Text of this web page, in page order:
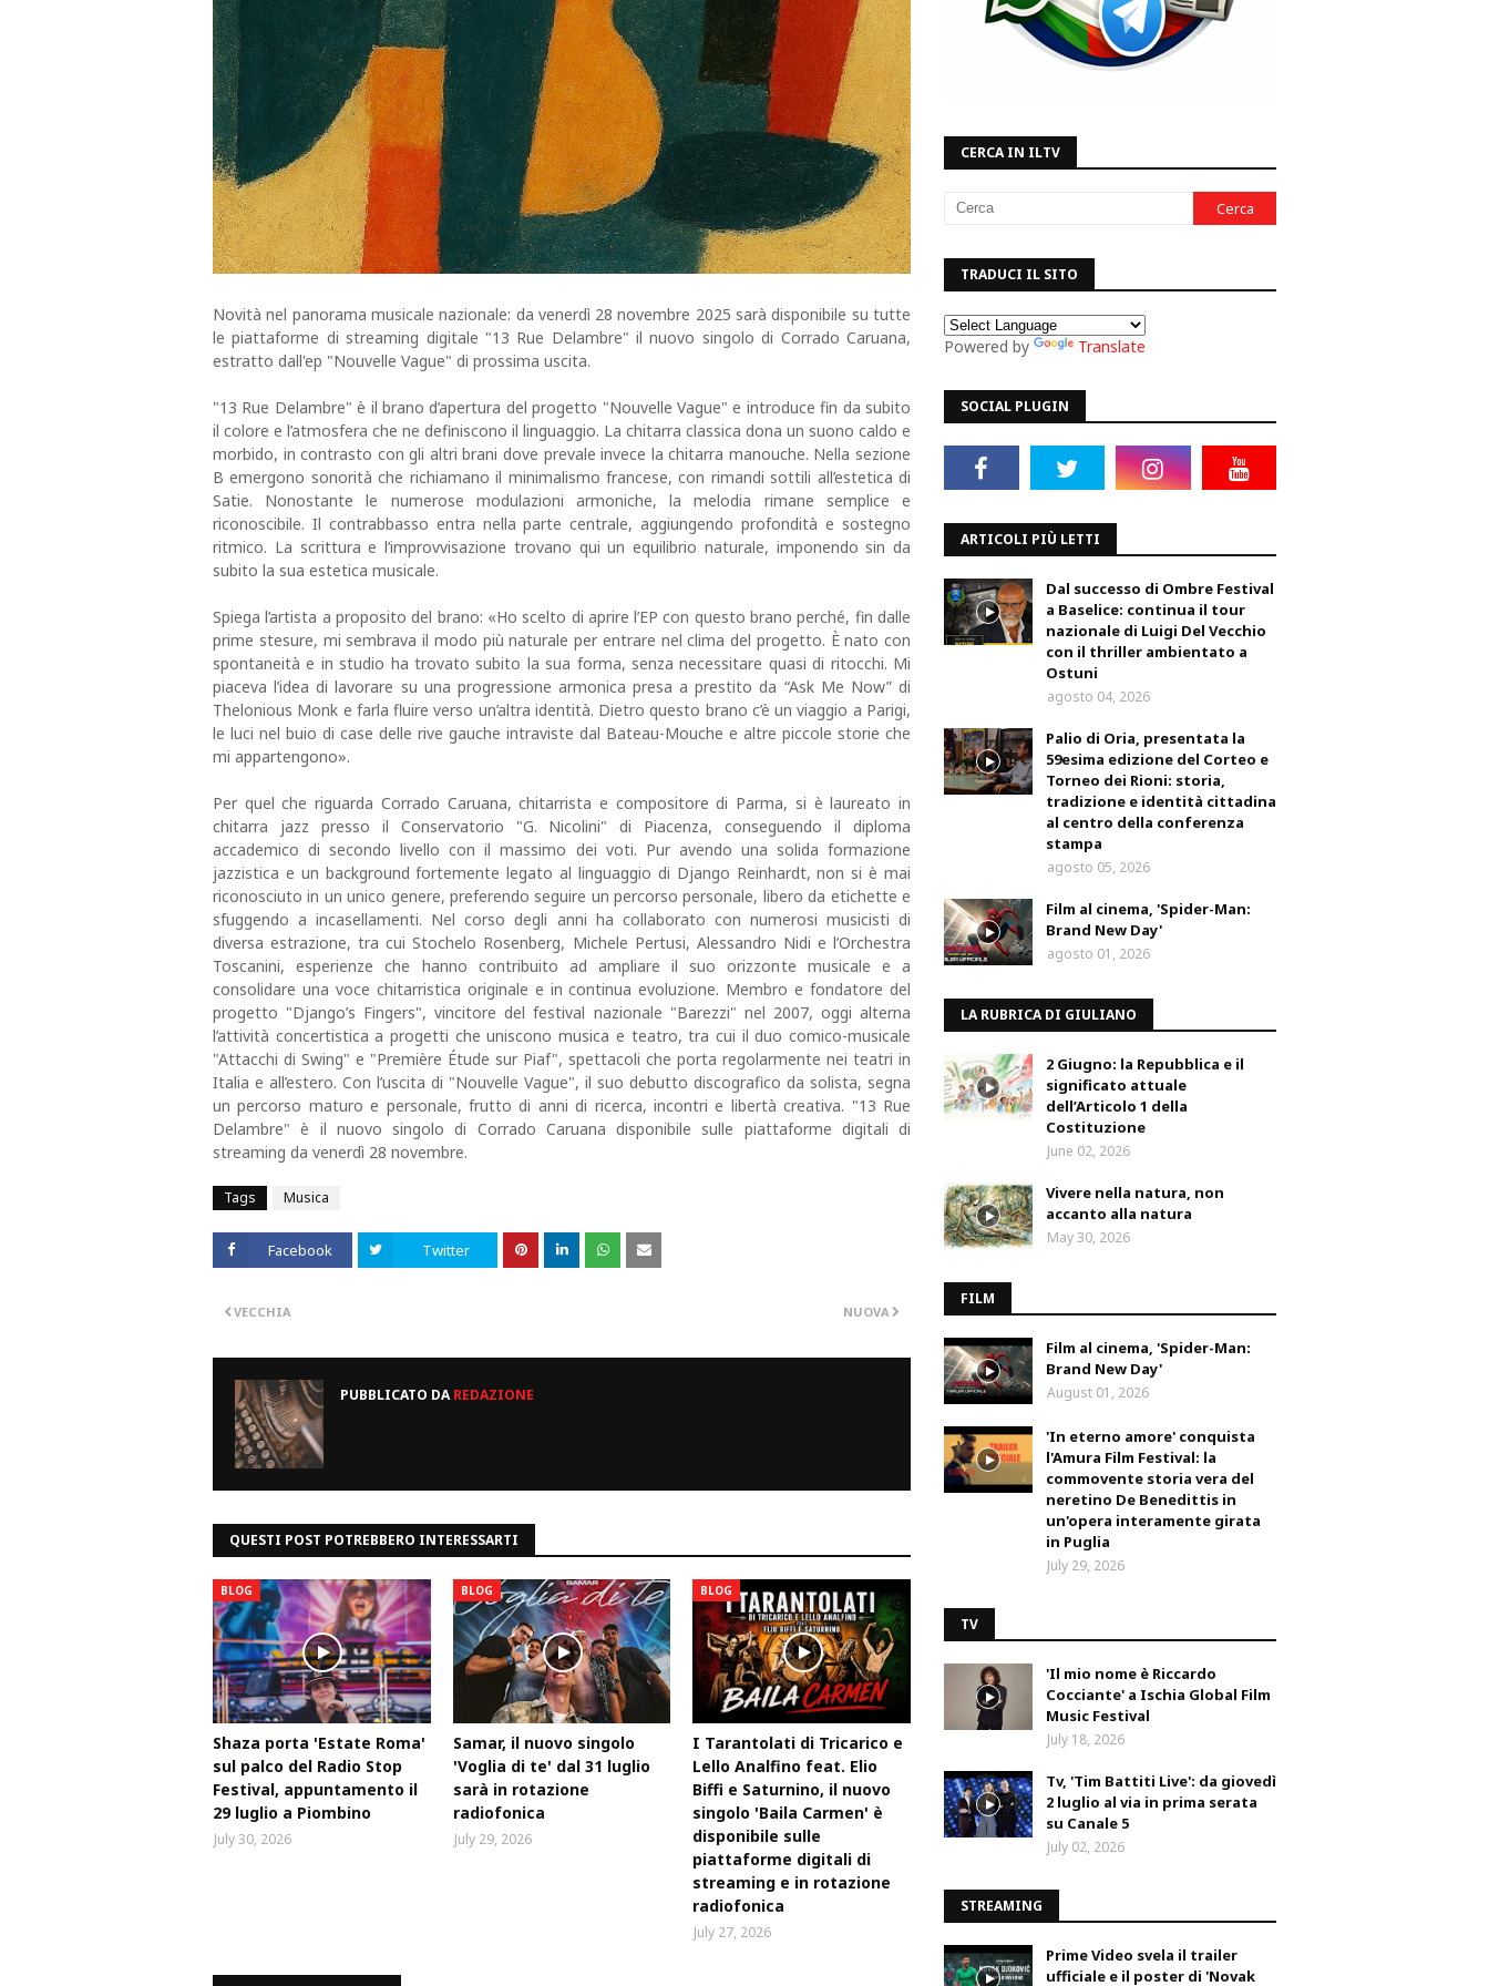
Novità nel panorama musicale nazionale: da venerdì 28 novembre 2025 sarà disponibile su tutte
le piattaforme di streaming digitale "13 Rue Delambre" il nuovo singolo di Corrado Caruana,
estratto dall'ep "Nouvelle Vague" di prossima uscita.
"13 Rue Delambre" è il brano d’apertura del progetto "Nouvelle Vague" e introduce fin da subito
il colore e l’atmosfera che ne definiscono il linguaggio. La chitarra classica dona un suono caldo e
morbido, in contrasto con gli altri brani dove prevale invece la chitarra manouche. Nella sezione
B emergono sonorità che richiamano il minimalismo francese, con rimandi sottili all’estetica di
Satie. Nonostante le numerose modulazioni armoniche, la melodia rimane semplice e
riconoscibile. Il contrabbasso entra nella parte centrale, aggiungendo profondità e sostegno
ritmico. La scrittura e l’improvvisazione trovano qui un equilibrio naturale, imponendo sin da
subito la sua estetica musicale.
Spiega l’artista a proposito del brano: «Ho scelto di aprire l’EP con questo brano perché, fin dalle
prime stesure, mi sembrava il modo più naturale per entrare nel clima del progetto. È nato con
spontaneità e in studio ha trovato subito la sua forma, senza necessitare quasi di ritocchi. Mi
piaceva l’idea di lavorare su una progressione armonica presa a prestito da “Ask Me Now” di
Thelonious Monk e farla fluire verso un’altra identità. Dietro questo brano c’è un viaggio a Parigi,
le luci nel buio di case delle rive gauche intraviste dal Bateau-Mouche e altre piccole storie che
mi appartengono».
Per quel che riguarda Corrado Caruana, chitarrista e compositore di Parma, si è laureato in
chitarra jazz presso il Conservatorio "G. Nicolini" di Piacenza, conseguendo il diploma
accademico di secondo livello con il massimo dei voti. Pur avendo una solida formazione
jazzistica e un background fortemente legato al linguaggio di Django Reinhardt, non si è mai
riconosciuto in un unico genere, preferendo seguire un percorso personale, libero da etichette e
sfuggendo a incasellamenti. Nel corso degli anni ha collaborato con numerosi musicisti di
diversa estrazione, tra cui Stochelo Rosenberg, Michele Pertusi, Alessandro Nidi e l’Orchestra
Toscanini, esperienze che hanno contribuito ad ampliare il suo orizzonte musicale e a
consolidare una voce chitarristica originale e in continua evoluzione. Membro e fondatore del
progetto "Django’s Fingers", vincitore del festival nazionale "Barezzi" nel 2007, oggi alterna
l’attività concertistica a progetti che uniscono musica e teatro, tra cui il duo comico-musicale
"Attacchi di Swing" e "Première Étude sur Piaf", spettacoli che porta regolarmente nei teatri in
Italia e all’estero. Con l’uscita di "Nouvelle Vague", il suo debutto discografico da solista, segna
un percorso maturo e personale, frutto di anni di ricerca, incontri e libertà creativa. "13 Rue
Delambre" è il nuovo singolo di Corrado Caruana disponibile sulle piattaforme digitali di
streaming da venerdì 28 novembre.
Tags Musica
Facebook Twitter
NUOVA
VECCHIA
PUBBLICATO DAREDAZIONE
QUESTI POST POTREBBERO INTERESSARTI
BLOG
Shaza porta 'Estate Roma'
sul palco del Radio Stop
Festival, appuntamento il
29 luglio a Piombino
July 30, 2026
BLOG
Samar, il nuovo singolo
'Voglia di te' dal 31 luglio
sarà in rotazione
radiofonica
July 29, 2026
BLOG
I Tarantolati di Tricarico e
Lello Analfino feat. Elio
Biffi e Saturnino, il nuovo
singolo 'Baila Carmen' è
disponibile sulle
piattaforme digitali di
streaming e in rotazione
radiofonica
July 27, 2026
CERCA IN ILTV
TRADUCI IL SITO
Powered by Translate
SOCIAL PLUGIN
ARTICOLI PIÙ LETTI
Dal successo di Ombre Festival
a Baselice: continua il tour
nazionale di Luigi Del Vecchio
con il thriller ambientato a
Ostuni
agosto 04, 2026
Palio di Oria, presentata la
59esima edizione del Corteo e
Torneo dei Rioni: storia,
tradizione e identità cittadina
al centro della conferenza
stampa
agosto 05, 2026
Film al cinema, 'Spider-Man:
Brand New Day'
agosto 01, 2026
LA RUBRICA DI GIULIANO
2 Giugno: la Repubblica e il
significato attuale
dell’Articolo 1 della
Costituzione
June 02, 2026
Vivere nella natura, non
accanto alla natura
May 30, 2026
FILM
Film al cinema, 'Spider-Man:
Brand New Day'
August 01, 2026
'In eterno amore' conquista
l'Amura Film Festival: la
commovente storia vera del
neretino De Benedittis in
un'opera interamente girata
in Puglia
July 29, 2026
TV
'Il mio nome è Riccardo
Cocciante' a Ischia Global Film
Music Festival
July 18, 2026
Tv, 'Tim Battiti Live': da giovedì
2 luglio al via in prima serata
su Canale 5
July 02, 2026
STREAMING
Prime Video svela il trailer
ufficiale e il poster di 'Novak